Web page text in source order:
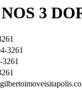
3
3261
3261